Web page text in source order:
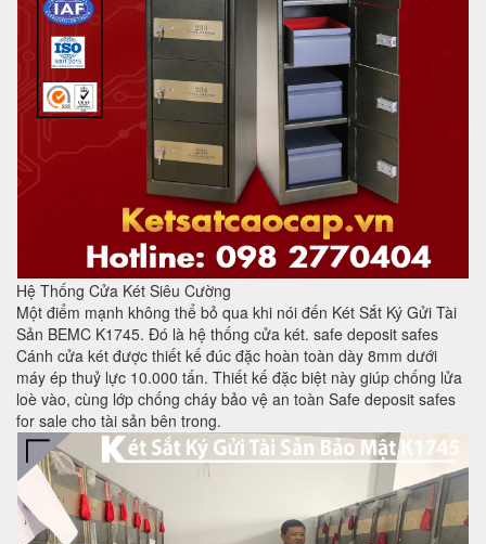
Hệ Thống Cửa Két Siêu Cường
Một điểm mạnh không thể bỏ qua khi nói đến Két Sắt Ký Gửi Tài
Sản BEMC K1745. Đó là hệ thống cửa két. safe deposit safes
Cánh cửa két được thiết kế đúc đặc hoàn toàn dày 8mm dưới
máy ép thuỷ lực 10.000 tấn. Thiết kế đặc biệt này giúp chống lửa
loè vào, cùng lớp chống cháy bảo vệ an toàn Safe deposit safes
for sale cho tài sản bên trong.